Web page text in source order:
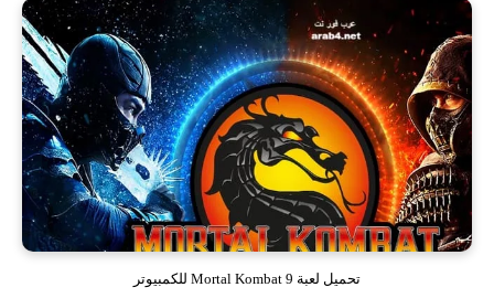
تحميل لعبة Mortal Kombat 9 للكمبيوتر